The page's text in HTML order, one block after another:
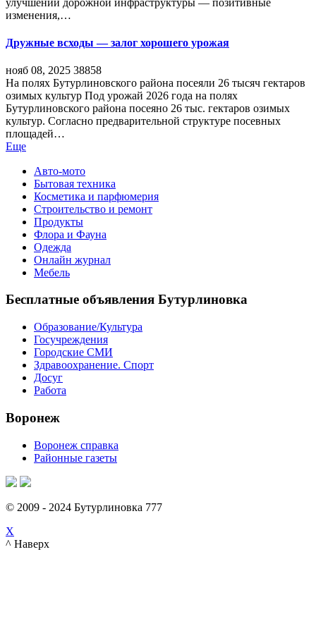
улучшений дорожной инфраструктуры — позитивные
изменения,…
Дружные всходы — залог хорошего урожая
нояб 08, 2025 38858
На полях Бутурлиновского района посеяли 26 тысяч гектаров
озимых культур Под урожай 2026 года на полях
Бутурлиновского района посеяно 26 тыс. гектаров озимых
культур. Согласно предварительной структуре посевных
площадей…
Еще
Авто-мото
Бытовая техника
Косметика и парфюмерия
Строительство и ремонт
Продукты
Флора и Фауна
Одежда
Онлайн журнал
Мебель
Бесплатные объявления Бутурлиновка
Образование/Культура
Госучреждения
Городские СМИ
Здравоохранение. Спорт
Досуг
Работа
Воронеж
Воронеж справка
Районные газеты
© 2009 - 2024 Бутурлиновка 777
X
^ Наверх